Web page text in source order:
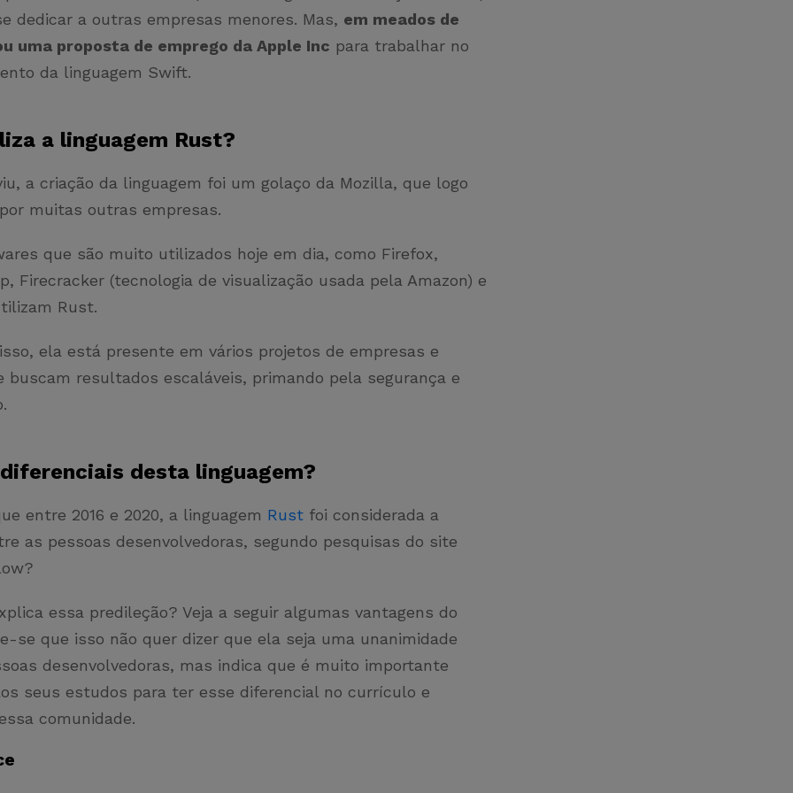
dedicar a outras empresas menores. Mas, em meados de
uma proposta de emprego da Apple Inc para trabalhar no
da linguagem Swift.
a linguagem Rust?
a criação da linguagem foi um golaço da Mozilla, que logo
muitas outras empresas.
que são muito utilizados hoje em dia, como Firefox,
Firecracker (tecnologia de visualização usada pela Amazon) e
Rust.
ela está presente em vários projetos de empresas e
buscam resultados escaláveis, primando pela segurança e
desta linguagem?
entre 2016 e 2020, a linguagem Rust foi considerada a
as pessoas desenvolvedoras, segundo pesquisas do site
essa predileção? Veja a seguir algumas vantagens do
se que isso não quer dizer que ela seja uma unanimidade
desenvolvedoras, mas indica que é muito importante
seus estudos para ter esse diferencial no currículo e
comunidade.